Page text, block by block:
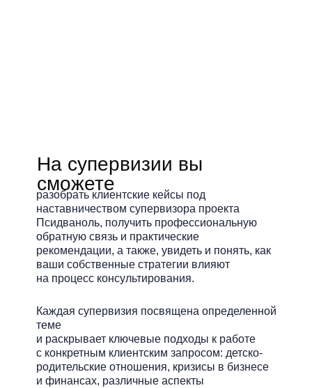
На супервизии вы
сможете
разобрать клиентские кейсы под
наставничеством супервизора проекта
Псидваноль, получить профессиональную
обратную связь и практические
рекомендации, а также, увидеть и понять, как
ваши собственные стратегии влияют
на процесс консультирования.
Каждая супервизия посвящена определенной
теме
и раскрывает ключевые подходы к работе
с конкретным клиентским запросом: детско-
родительские отношения, кризисы в бизнесе
и финансах, различные аспекты